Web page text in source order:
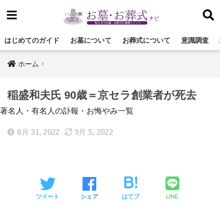
はじめてのガイド お墓について お葬式について 意識調査
ホーム
稲盛和夫氏 90歳＝京セラ創業者が死去
著名人・有名人の訃報・お悔やみ一覧
8月 31, 2022 9月 5, 2022
ツイート シェア はてブ LINE